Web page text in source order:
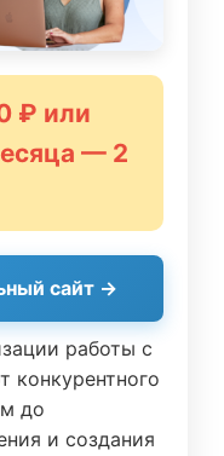
₽ или
— 2
сайт →
работы с
конкурентного
до
и создания